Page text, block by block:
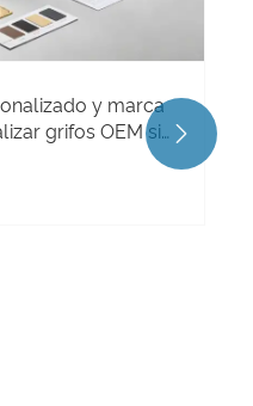
y marca
grifos OEM sin 